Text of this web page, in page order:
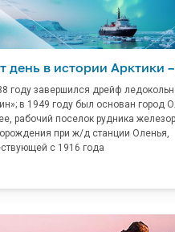
день в истории Арктики –
году завершился дрейф
в 1949 году был основан город
рабочий поселок рудника
при ж/д станции Оленья,
с 1916 года